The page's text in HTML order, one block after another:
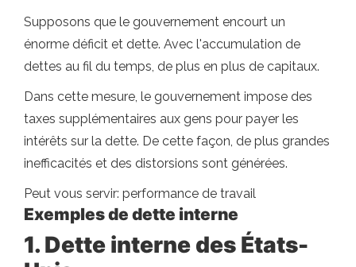
Supposons que le gouvernement encourt un
énorme déficit et dette. Avec l'accumulation de
dettes au fil du temps, de plus en plus de capitaux.
Dans cette mesure, le gouvernement impose des
taxes supplémentaires aux gens pour payer les
intérêts sur la dette. De cette façon, de plus grandes
inefficacités et des distorsions sont générées.
Peut vous servir: performance de travail
Exemples de dette interne
1. Dette interne des États-